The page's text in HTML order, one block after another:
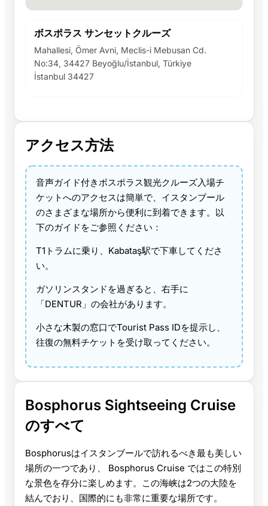
ボスポラス サンセットクルーズ
Mahallesi, Ömer Avni, Meclis-i Mebusan Cd.
No:34, 34427 Beyoğlu/İstanbul, Türkiye
İstanbul 34427
アクセス方法
音声ガイド付きボスポラス観光クルーズ入場チ
ケットへのアクセスは簡単で、イスタンブール
のさまざまな場所から便利に到着できます。以
下のガイドをご参照ください：
T1トラムに乗り、Kabataş駅で下車してくださ
い。
ガソリンスタンドを過ぎると、右手に
「DENTUR」の会社があります。
小さな木製の窓口でTourist Pass IDを提示し、
往復の無料チケットを受け取ってください。
Bosphorus Sightseeing Cruise
のすべて
Bosphorusはイスタンブールで訪れるべき最も美しい
場所の一つであり、 Bosphorus Cruise ではこの特別
な景色を存分に楽しめます。この海峡は2つの大陸を
結んでおり、国際的にも非常に重要な場所です。